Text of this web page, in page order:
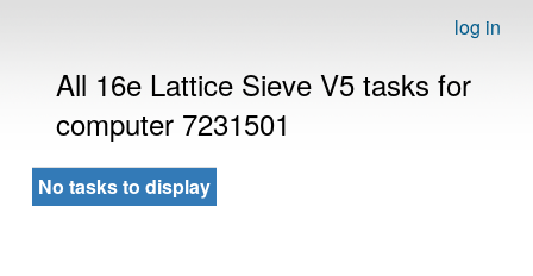
log in
All 16e Lattice Sieve V5 tasks for
computer 7231501
No tasks to display